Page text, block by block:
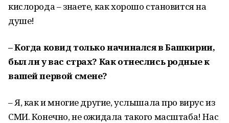
кислорода – знаете, как хорошо становится на
душе!
– Когда ковид только начинался в Башкирии,
был ли у вас страх? Как отнеслись родные к
вашей первой смене?
– Я, как и многие другие, услышала про вирус из
СМИ. Конечно, не ожидала такого масштаба! Нас